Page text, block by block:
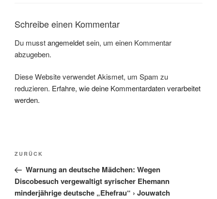
Schreibe einen Kommentar
Du musstangemeldetsein, um einen Kommentar
abzugeben.
Diese Website verwendet Akismet, um Spam zu
reduzieren. Erfahre, wie deine Kommentardaten verarbeitet
werden.
Beitragsnavigation
Vorheriger
Beitrag
ZURÜCK
Warnung an deutsche Mädchen: Wegen
Discobesuch vergewaltigt syrischer Ehemann
minderjährige deutsche „Ehefrau“ › Jouwatch